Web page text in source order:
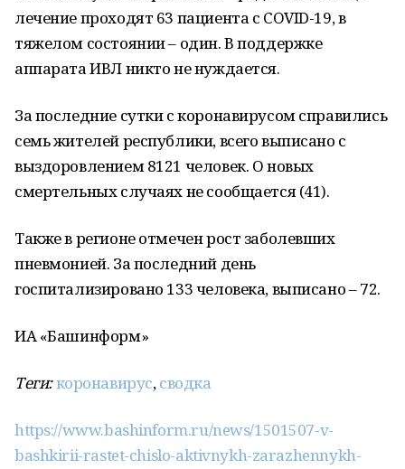
лечение проходят 63 пациента с COVID-19, в
тяжелом состоянии – один. В поддержке
аппарата ИВЛ никто не нуждается.
За последние сутки с коронавирусом справились
семь жителей республики, всего выписано с
выздоровлением 8121 человек. О новых
смертельных случаях не сообщается (41).
Также в регионе отмечен рост заболевших
пневмонией. За последний день
госпитализировано 133 человека, выписано – 72.
ИА «Башинформ»
Теги:коронавирус,сводка
https://www.bashinform.ru/news/1501507-v-
bashkirii-rastet-chislo-aktivnykh-zarazhennykh-